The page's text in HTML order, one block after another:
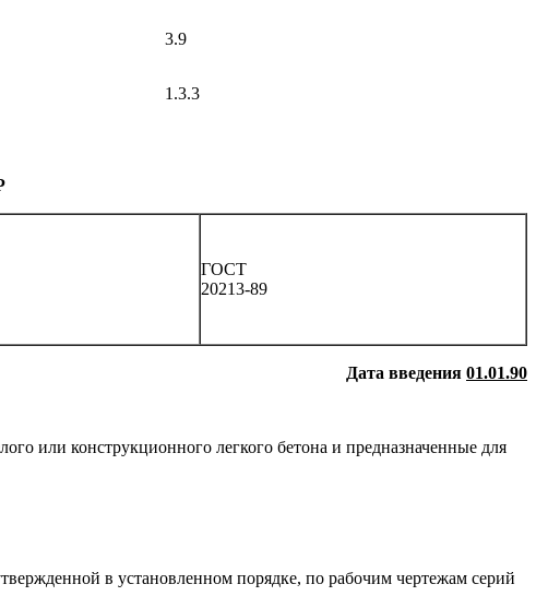
3.9
1.3.3
ГОСТ
20213-89
Дата введения 01.01.90
или конструкционного легкого бетона и предназначенные для
в установленном порядке, по рабочим чертежам серий